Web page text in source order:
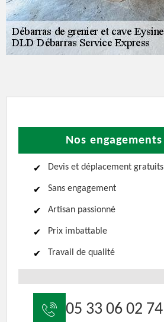
Nos engagements
Devis et déplacement gratuits
Sans engagement
Artisan passionné
Prix imbattable
Travail de qualité
05 33 06 02 74